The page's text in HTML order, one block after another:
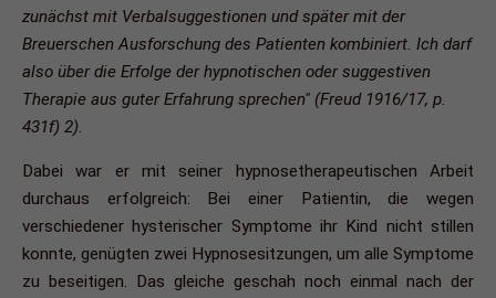
zunächst mit Verbalsuggestionen und später mit der
Breuerschen Ausforschung des Patienten kombiniert. Ich darf
also über die Erfolge der hypnotischen oder suggestiven
Therapie aus guter Erfahrung sprechen" (Freud 1916/17, p.
431f) 2).
Dabei war er mit seiner hypnosetherapeutischen Arbeit
durchaus erfolgreich: Bei einer Patientin, die wegen
verschiedener hysterischer Symptome ihr Kind nicht stillen
konnte, genügten zwei Hypnosesitzungen, um alle Symptome
zu beseitigen. Das gleiche geschah noch einmal nach der